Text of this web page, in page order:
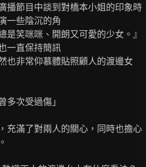
播節目中談到對橋本小姐的印象時
一些陰沉的角
是笑咪咪、開朗又可愛的少女。』
一直保持簡訊
也非常仰慕體貼照顧人的渡邊女
多次受過傷」
充滿了對兩人的關心，同時也擔心